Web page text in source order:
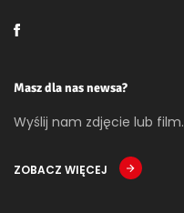
Masz dla nas newsa?
Wyślij nam zdjęcie lub film.
ZOBACZ WIĘCEJ